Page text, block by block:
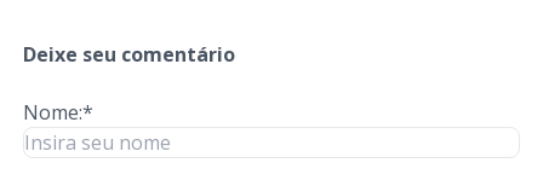
Deixe seu comentário
Nome:*